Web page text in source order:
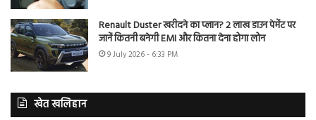
Renault Duster खरीदने का प्लान? 2 लाख डाउन पेमेंट पर
जानें कितनी बनेगी EMI और कितना देना होगा लोन
9 July 2026 - 6:33 PM
खेत खलिहान